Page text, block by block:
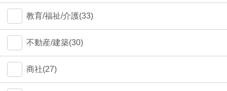
教育/福祉/介護(33)
不動産/建築(30)
商社(27)